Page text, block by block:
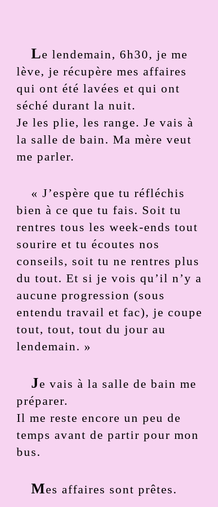
Le lendemain, 6h30, je me
lève, je récupère mes affaires
qui ont été lavées et qui ont
séché durant la nuit.
Je les plie, les range. Je vais à
la salle de bain. Ma mère veut
me parler.
« J’espère que tu réfléchis
bien à ce que tu fais. Soit tu
rentres tous les week-ends tout
sourire et tu écoutes nos
conseils, soit tu ne rentres plus
du tout. Et si je vois qu’il n’y a
aucune progression (sous
entendu travail et fac), je coupe
tout, tout, tout du jour au
lendemain. »
Je vais à la salle de bain me
préparer.
Il me reste encore un peu de
temps avant de partir pour mon
bus.
Mes affaires sont prêtes.